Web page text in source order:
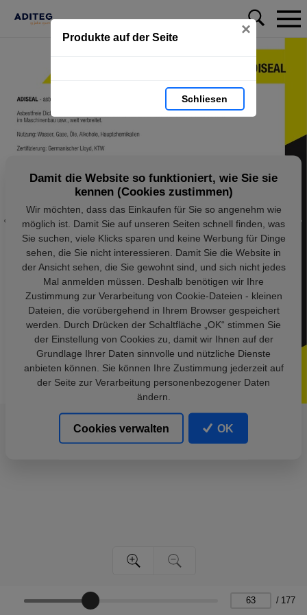
Produkte auf der Seite ×
Schliesen
/ 177
Damit die Website so funktioniert, wie Sie sie
kennen (Cookies zustimmen)
Wir möchten, dass das Einkaufen für Sie so angenehm wie
möglich ist. Damit Sie auf unseren Seiten schnell finden, was
Sie suchen, viele Klicks sparen und keine Werbung für Dinge
sehen, die Sie nicht interessieren. Damit Sie die Website in
der Ansicht sehen, die Sie gewohnt sind, und sich nicht jedes
Mal anmelden müssen. Deshalb benötigen wir Ihre
Zustimmung zur Verarbeitung von Cookie-Dateien - kleinen
Dateien, die vorübergehend in Ihrem Browser gespeichert
werden. Durch Drücken der Schaltfläche „OK“ stimmen Sie
der Einstellung von Cookies zu, damit wir Ihnen auf der
Grundlage Ihrer Daten sinnvolle und nützliche Dienste
anbieten können. Sie können Ihre Zustimmung jederzeit auf
der Seite zur Verarbeitung personenbezogener Daten
ändern.
Cookies verwalten OK